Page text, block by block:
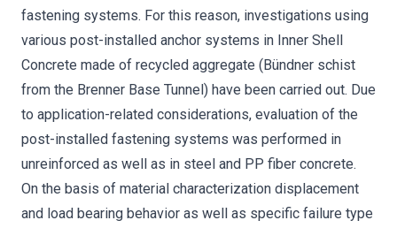
fastening systems. For this reason, investigations using
various post-installed anchor systems in Inner Shell
Concrete made of recycled aggregate (Bündner schist
from the Brenner Base Tunnel) have been carried out. Due
to application-related considerations, evaluation of the
post-installed fastening systems was performed in
unreinforced as well as in steel and PP fiber concrete.
On the basis of material characterization displacement
and load bearing behavior as well as specific failure type